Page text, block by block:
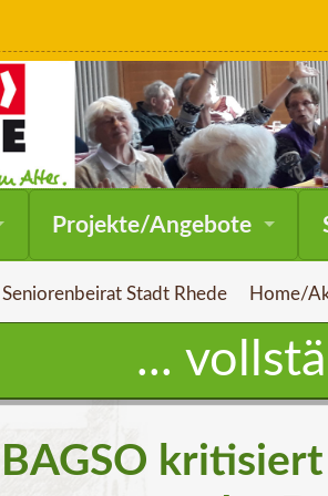
Projekte/Angebote
Seniorenbeirat Stadt Rhede Home/
...
BAGSO